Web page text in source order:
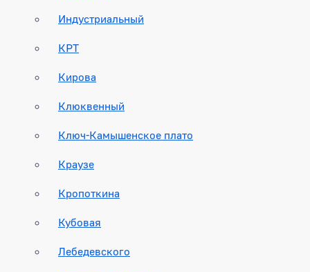
Индустриальный
КРТ
Кирова
Клюквенный
Ключ-Камышенское плато
Краузе
Кропоткина
Кубовая
Лебедевского